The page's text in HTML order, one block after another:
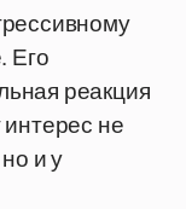
Его
реакция
не
и у